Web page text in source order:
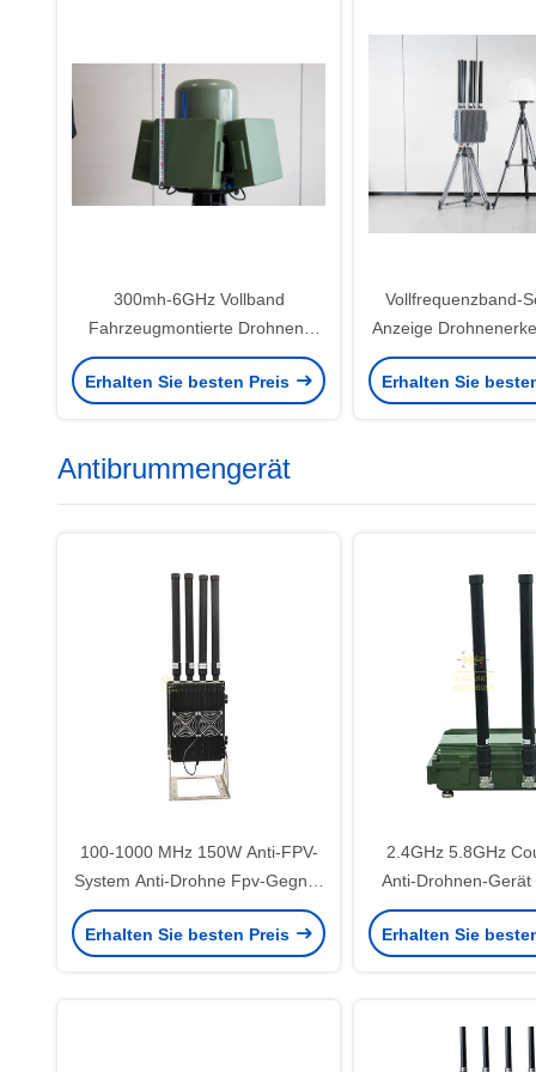
300mh-6GHz Vollband
Fahrzeugmontierte Drohnen-
Erkennung und
Verteidigungsausrüstung 5km
Erhalten Sie besten Preis
Vollfrequenzband-
Anzeige
Störgeräte
Erhalten Sie
Antibrummengerät
100-1000 MHz 150W Anti-FPV-
System Anti-Drohne Fpv-Gegner
gegen Drohnen System
tragbares Anti-Fpv-Störsystem
Erhalten Sie besten Preis
2.4GHz 5.8GHz
Anti-Drohnen-Gerät
mit Hochgewinn-
Erhalten Sie